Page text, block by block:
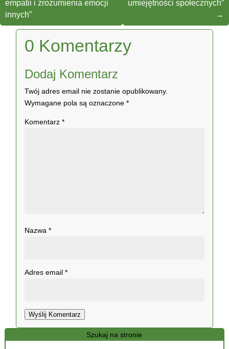
Szukaj na stronie
empatii i zrozumienia emocji
innych”
umiejętności społecznych”
→
0 Komentarzy
Dodaj Komentarz
Twój adres email nie zostanie opublikowany.
Wymagane pola są oznaczone*
Komentarz*
Nazwa*
Adres email*
Wyślij Komentarz